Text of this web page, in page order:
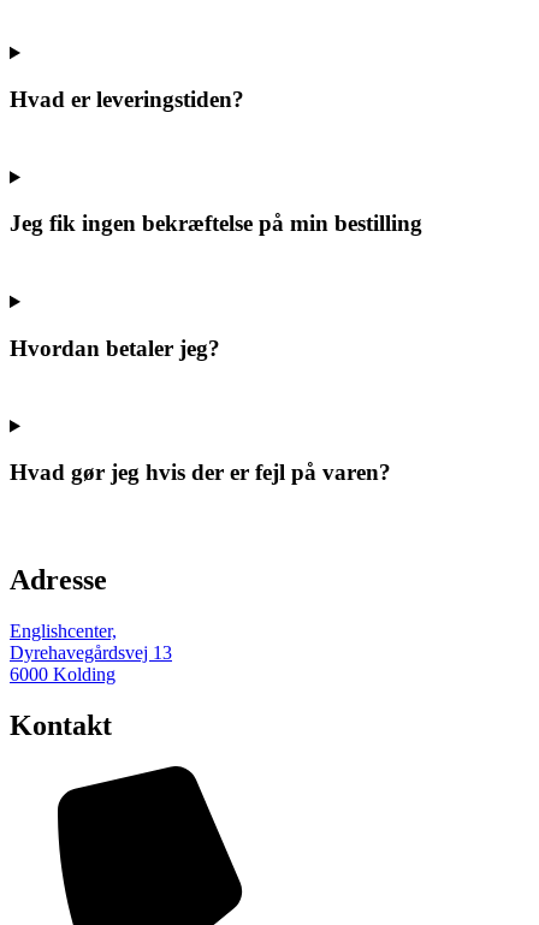
Hvad er leveringstiden?
Jeg fik ingen bekræftelse på min bestilling
Hvordan betaler jeg?
Hvad gør jeg hvis der er fejl på varen?
Adresse
Englishcenter,
Dyrehavegårdsvej 13
6000 Kolding
Kontakt